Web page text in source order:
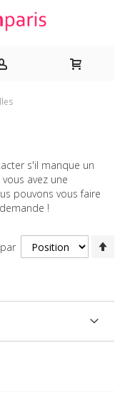
s'il manque un
avez une
pouvons vous faire
!